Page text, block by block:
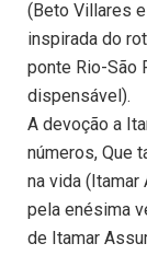
(Beto Villares
inspirada do
ponte Rio-São
dispensável).
A devoção a
números, Que
na vida (Itamar
pela enésima
de Itamar